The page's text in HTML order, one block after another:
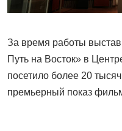
За время работы
Путь на Восток» в
посетило более 20
премьерный показ